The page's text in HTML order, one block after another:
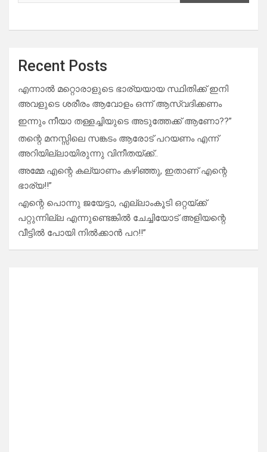
Recent Posts
എന്നാൽ മറ്റൊരാളുടെ ഭാര്യയായ സ്ഥിതിക്ക് ഇനി
അവളുടെ ശരീരം ആവോളം ഒന്ന് ആസ്വദിക്കണം
ഇന്നും നീയാ തള്ളച്ചിയുടെ അടുത്തേക്ക് ആണോ??”
തന്റെ മനസ്സിലെ സങ്കടം ആരോട് പറയണം എന്ന്
അറിയില്ലായിരുന്നു വിനീതയ്ക്ക്..
അമ്മേ എന്റെ കല്യാണം കഴിഞ്ഞു, ഇതാണ് എന്റെ
ഭാര്യ!!”
എന്റെ പൊന്നു ജയേട്ടാ, എല്ലാംകൂടി ഒറ്റയ്ക്ക്
പറ്റുന്നില്ല എന്നുണ്ടെങ്കിൽ ചേച്ചിയോട് അളിയന്റെ
വീട്ടിൽ പോയി നിൽക്കാൻ പറ!!”